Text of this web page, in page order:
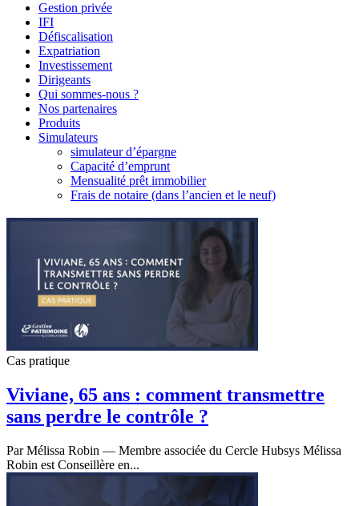
Gestion privée
IFI
Défiscalisation
Expatriation
Investissement
Dirigeants
Qui sommes-nous ?
Nos partenaires
Produits
Simulateurs
simulateur d’épargne
Capacité d’emprunt
Mensualité prêt immobilier
Frais de notaire (dans l’ancien et le neuf)
Cas pratique
Viviane, 65 ans : comment transmettre
sans perdre le contrôle ?
Par Mélissa Robin — Membre associée du Cercle Hubsys Mélissa
Robin est Conseillère en...